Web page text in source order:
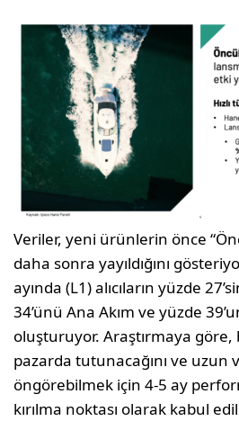
Veriler, yeni ürünlerin önce
daha sonra yayıldığını
ayında (L1) alıcıların yüzde
34’ünü Ana Akım ve yüzde
oluşturuyor. Araştırmaya göre,
pazarda tutunacağını ve uzun
öngörebilmek için 4-5 ay
kırılma noktası olarak kabul